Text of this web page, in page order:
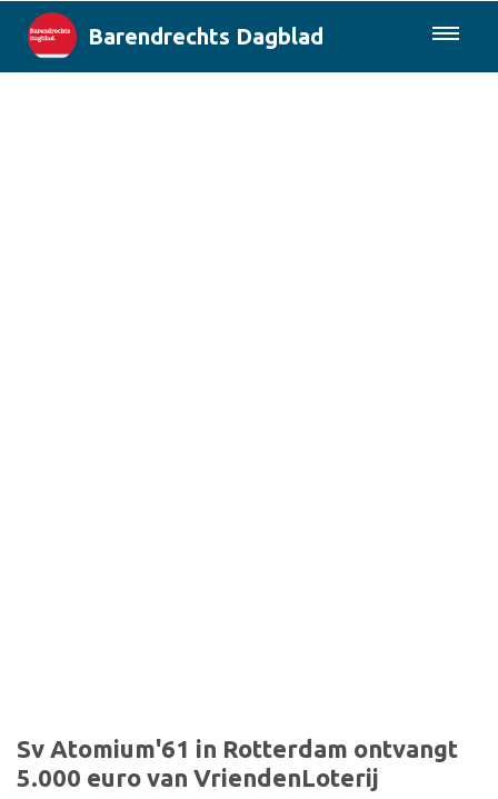
Barendrechts Dagblad
Sv Atomium'61 in Rotterdam ontvangt
5.000 euro van VriendenLoterij